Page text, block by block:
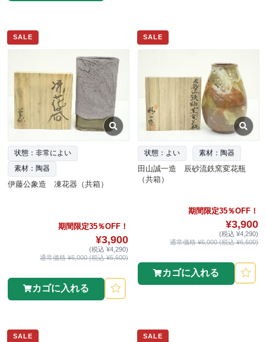
SALE
状態：非常によい
素材：陶器
伊藤公象造 凍花器（共箱）
期間限定35％OFF！
¥3,900
(税込 ¥4,290)
通常価格 ¥6,000 (税込 ¥6,600)
カゴに入れる
SALE
状態：よい 素材：陶器
田山誠一造 辰砂流鉄窯変花瓶
（共箱）
期間限定35％OFF！
¥3,900
(税込 ¥4,290)
通常価格 ¥6,000 (税込 ¥6,600)
カゴに入れる
SALE SALE